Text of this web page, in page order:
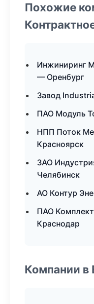
Похожие
Инжиниринг
— Оренбург
Завод
ПАО Модуль
НПП Поток
Красноярск
ЗАО
Челябинск
АО Контур
ПАО
Краснодар
Компании в